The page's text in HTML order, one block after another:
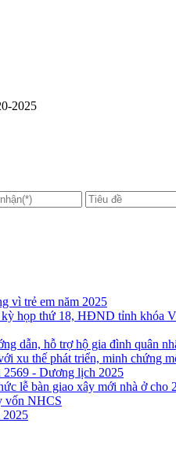
2025
vì trẻ em năm 2025
họp thứ 18, HĐND tỉnh khóa
dẫn, hỗ trợ hộ gia đình quân
xu thế phát triển, minh chứng
2569 - Dương lịch 2025
lễ bàn giao xây mới nhà ở cho
vốn NHCS
2025